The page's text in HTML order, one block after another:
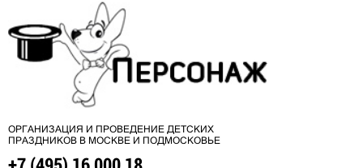
ОРГАНИЗАЦИЯ И ПРОВЕДЕНИЕ ДЕТСКИХ
ПРАЗДНИКОВ В МОСКВЕ И ПОДМОСКОВЬЕ